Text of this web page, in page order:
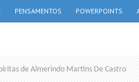
PENSAMENTOS POWERPOINTS
de Almerindo Martins De Castro